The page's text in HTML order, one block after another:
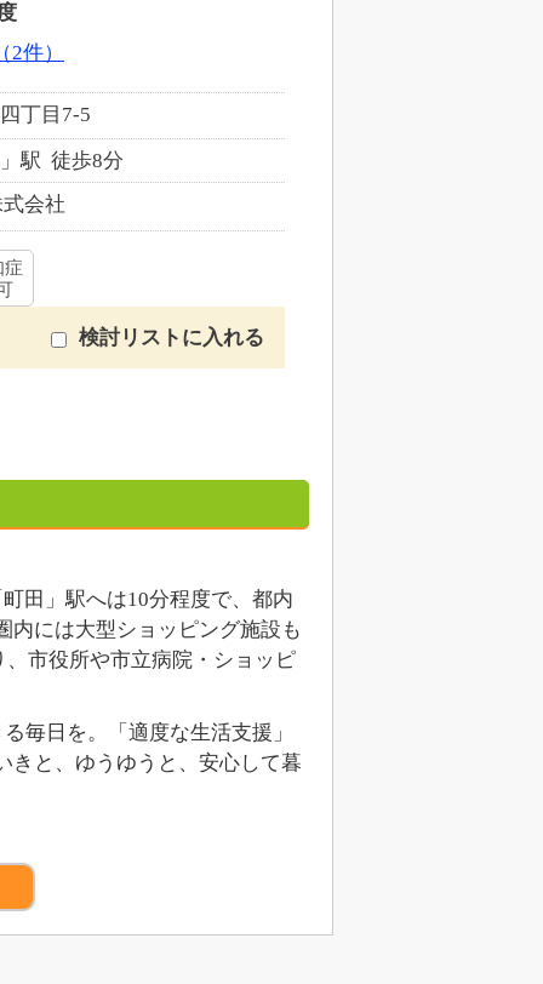
件）
丁目7-5
駅 徒歩8分
会社
症
検討リストに入れる
田」駅へは10分程度で、都内
内には大型ショッピング施設も
市役所や市立病院・ショッピ
毎日を。「適度な生活支援」
きと、ゆうゆうと、安心して暮